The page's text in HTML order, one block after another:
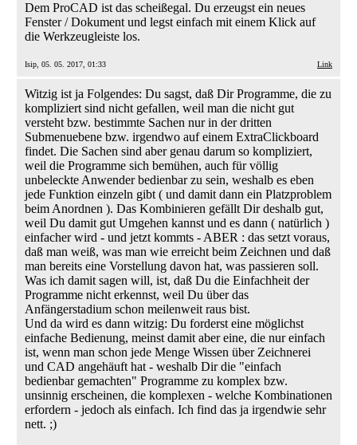
Dem ProCAD ist das scheißegal. Du erzeugst ein neues
Fenster / Dokument und legst einfach mit einem Klick auf
die Werkzeugleiste los.
Isip, 05. 05. 2017, 01:33 Link
Witzig ist ja Folgendes: Du sagst, daß Dir Programme, die zu
kompliziert sind nicht gefallen, weil man die nicht gut
versteht bzw. bestimmte Sachen nur in der dritten
Submenuebene bzw. irgendwo auf einem ExtraClickboard
findet. Die Sachen sind aber genau darum so kompliziert,
weil die Programme sich bemühen, auch für völlig
unbeleckte Anwender bedienbar zu sein, weshalb es eben
jede Funktion einzeln gibt ( und damit dann ein Platzproblem
beim Anordnen ). Das Kombinieren gefällt Dir deshalb gut,
weil Du damit gut Umgehen kannst und es dann ( natürlich )
einfacher wird - und jetzt kommts - ABER : das setzt voraus,
daß man weiß, was man wie erreicht beim Zeichnen und daß
man bereits eine Vorstellung davon hat, was passieren soll.
Was ich damit sagen will, ist, daß Du die Einfachheit der
Programme nicht erkennst, weil Du über das
Anfängerstadium schon meilenweit raus bist.
Und da wird es dann witzig: Du forderst eine möglichst
einfache Bedienung, meinst damit aber eine, die nur einfach
ist, wenn man schon jede Menge Wissen über Zeichnerei
und CAD angehäuft hat - weshalb Dir die "einfach
bedienbar gemachten" Programme zu komplex bzw.
unsinnig erscheinen, die komplexen - welche Kombinationen
erfordern - jedoch als einfach. Ich find das ja irgendwie sehr
nett. ;)